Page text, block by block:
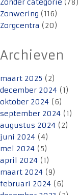
Zonder categorie (78)
Zonwering (116)
Zorgcentra (20)
Archieven
maart 2025 (2)
december 2024 (1)
oktober 2024 (6)
september 2024 (1)
augustus 2024 (2)
juni 2024 (4)
mei 2024 (5)
april 2024 (1)
maart 2024 (9)
februari 2024 (6)